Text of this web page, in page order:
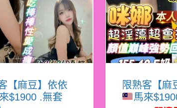
【麻豆】依依
$1900 .無套
限熟客【麻
馬來